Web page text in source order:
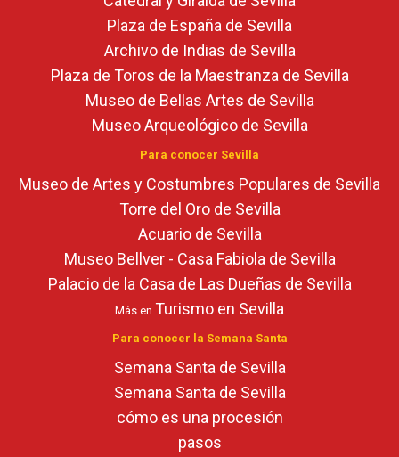
Plaza de España de Sevilla
Archivo de Indias de Sevilla
Plaza de Toros de la Maestranza de Sevilla
Museo de Bellas Artes de Sevilla
Museo Arqueológico de Sevilla
Para conocer Sevilla
Museo de Artes y Costumbres Populares de Sevilla
Torre del Oro de Sevilla
Acuario de Sevilla
Museo Bellver - Casa Fabiola de Sevilla
Palacio de la Casa de Las Dueñas de Sevilla
Más en Turismo en Sevilla
Para conocer la Semana Santa
Semana Santa de Sevilla
Semana Santa de Sevilla
cómo es una procesión
pasos